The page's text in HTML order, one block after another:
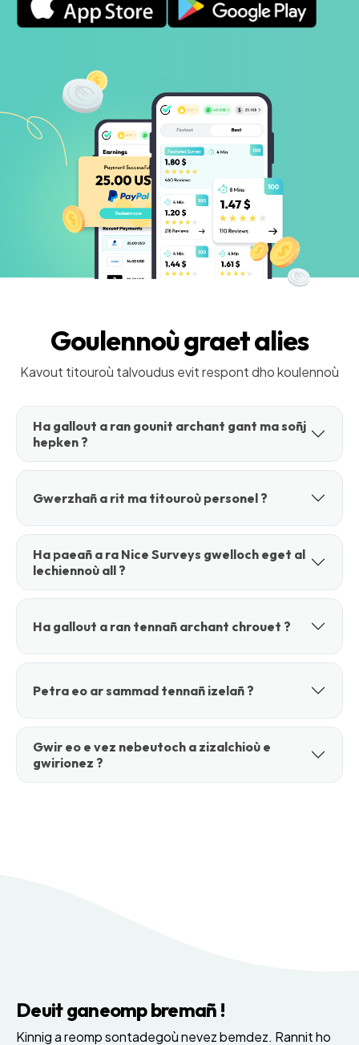
Goulennoù graet alies
Kavout titouroù talvoudus evit respont dho koulennoù
Ha gallout a ran gounit archant gant ma soñj
hepken ?
Gwerzhañ a rit ma titouroù personel ?
Ha paeañ a ra Nice Surveys gwelloch eget al
lechiennoù all ?
Ha gallout a ran tennañ archant chrouet ?
Petra eo ar sammad tennañ izelañ ?
Gwir eo e vez nebeutoch a zizalchioù e
gwirionez ?
Deuit ganeomp bremañ !
Kinnig a reomp sontadegoù nevez bemdez. Rannit ho